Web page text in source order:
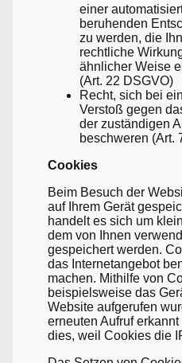
einer
beruhenden
zu werden, die
rechtliche
ähnlicher Weise
(Art. 22 DSGVO)
Recht, sich bei
Verstoß gegen
der zuständigen
beschweren (Art.
Cookies
Beim Besuch der
auf Ihrem Gerät
handelt es sich um
dem von Ihnen
gespeichert werden.
das Internetangebot
machen. Mithilfe von
beispielsweise das
Website aufgerufen
erneuten Aufruf
dies, weil Cookies die